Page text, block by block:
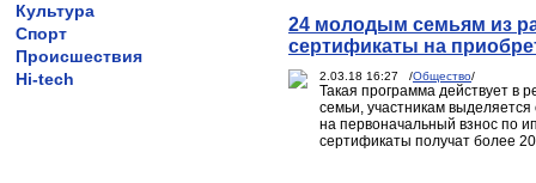
Культура
Спорт
Происшествия
Hi-tech
24 молодым семьям из
сертификаты на
2.03.18 16:27 /Общество/
Такая программа действует в
семьи, участникам
на первоначальный взнос по
сертификаты получат более